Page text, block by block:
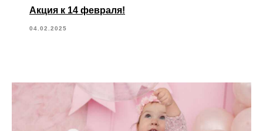
Акция к 14 февраля!
04.02.2025